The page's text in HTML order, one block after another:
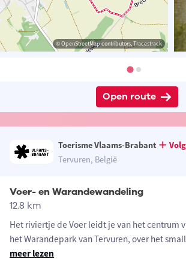
© OpenStreetMap contributors, Tracestrack
Open route
Toerisme Vlaams-Brabant
Volg
Tervuren, België
Voer- en Warandewandeling
12.8 km
Het riviertje de Voer leidt je van het centrum
het Warandepark van Tervuren, over het
meer lezen